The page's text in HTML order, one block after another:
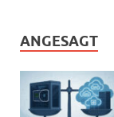
ANGESAGT